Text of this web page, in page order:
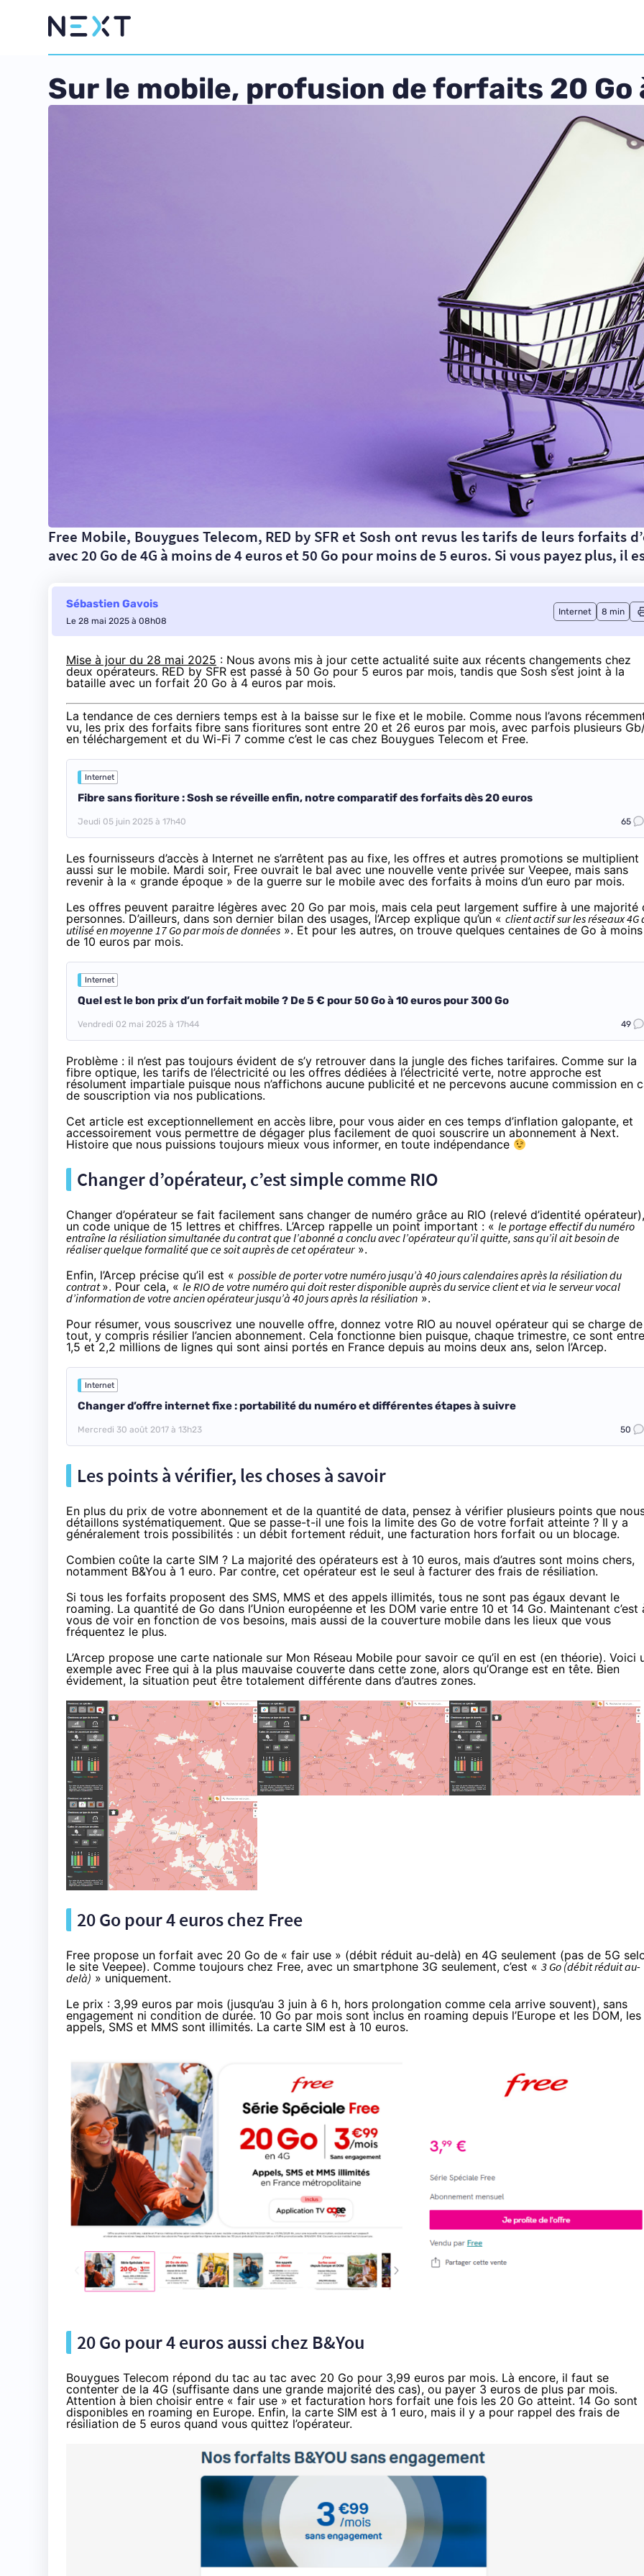
Sur le mobile, profusion de forfaits 20 Go
Free Mobile, Bouygues Telecom, RED by SFR et Sosh ont revus les tarifs de leurs forfaits
avec 20 Go de 4G à moins de 4 euros et 50 Go pour moins de 5 euros. Si vous payez plus,
Sébastien Gavois
Le 28 mai 2025 à 08h08
Internet 8 min
Mise à jour du 28 mai 2025 : Nous avons mis à jour cette actualité suite aux récents changements chez
deux opérateurs. RED by SFR est passé à 50 Go pour 5 euros par mois, tandis que Sosh s’est joint à la
bataille avec un forfait 20 Go à 4 euros par mois.
La tendance de ces derniers temps est à la baisse sur le fixe et le mobile. Comme nous l’avons
vu, les prix des forfaits fibre sans fioritures sont entre 20 et 26 euros par mois, avec parfois plusieurs
en téléchargement et du Wi-Fi 7 comme c’est le cas chez Bouygues Telecom et Free.
Internet
Fibre sans fioriture : Sosh se réveille enfin, notre comparatif des forfaits dès 20 euros
Jeudi 05 juin 2025 à 17h40 65
Les fournisseurs d’accès à Internet ne s’arrêtent pas au fixe, les offres et autres promotions se multiplient
aussi sur le mobile. Mardi soir, Free ouvrait le bal avec une nouvelle vente privée sur Veepee, mais sans
revenir à la « grande époque » de la guerre sur le mobile avec des forfaits à moins d’un euro par mois.
Les offres peuvent paraitre légères avec 20 Go par mois, mais cela peut largement suffire à une majorité
personnes. D’ailleurs, dans son dernier bilan des usages, l’Arcep explique qu’un « client actif sur les réseaux 4G
utilisé en moyenne 17 Go par mois de données ». Et pour les autres, on trouve quelques centaines de Go à moins
de 10 euros par mois.
Internet
Quel est le bon prix d’un forfait mobile ? De 5 € pour 50 Go à 10 euros pour 300 Go
Vendredi 02 mai 2025 à 17h44 49
Problème : il n’est pas toujours évident de s’y retrouver dans la jungle des fiches tarifaires. Comme sur la
fibre optique, les tarifs de l’électricité ou les offres dédiées à l’électricité verte, notre approche est
résolument impartiale puisque nous n’affichons aucune publicité et ne percevons aucune commission en
de souscription via nos publications.
Cet article est exceptionnellement en accès libre, pour vous aider en ces temps d’inflation galopante, et
accessoirement vous permettre de dégager plus facilement de quoi souscrire un abonnement à Next.
Histoire que nous puissions toujours mieux vous informer, en toute indépendance
Changer d’opérateur, c’est simple comme RIO
Changer d’opérateur se fait facilement sans changer de numéro grâce au RIO (relevé d’identité opérateur),
un code unique de 15 lettres et chiffres. L’Arcep rappelle un point important : « le portage effectif du numéro
entraîne la résiliation simultanée du contrat que l’abonné a conclu avec l’opérateur qu’il quitte, sans qu’il ait besoin de
réaliser quelque formalité que ce soit auprès de cet opérateur».
Enfin, l’Arcep précise qu’il est « possible de porter votre numéro jusqu’à 40 jours calendaires après la résiliation du
contrat». Pour cela, « le RIO de votre numéro qui doit rester disponible auprès du service client et via le serveur vocal
d’information de votre ancien opérateur jusqu’à 40 jours après la résiliation ».
Pour résumer, vous souscrivez une nouvelle offre, donnez votre RIO au nouvel opérateur qui se charge de
tout, y compris résilier l’ancien abonnement. Cela fonctionne bien puisque, chaque trimestre, ce sontentre
1,5 et 2,2 millions de lignes qui sont ainsi portés en France depuis au moins deux ans, selon l’Arcep.
Internet
Changer d’offre internet fixe : portabilité du numéro et différentes étapes à suivre
Mercredi 30 août 2017 à 13h23 50
Les points à vérifier, les choses à savoir
En plus du prix de votre abonnement et de la quantité de data, pensez à vérifier plusieurs points que
détaillons systématiquement. Que se passe-t-il une fois la limite des Go de votre forfait atteinte ? Il y a
généralement trois possibilités : un débit fortement réduit, une facturation hors forfait ou un blocage.
Combien coûte la carte SIM ? La majorité des opérateurs est à 10 euros, mais d’autres sont moins chers,
notamment B&You à 1 euro. Par contre, cet opérateur est le seul à facturer des frais de résiliation.
Si tous les forfaits proposent des SMS, MMS et des appels illimités, tous ne sont pas égaux devant le
roaming. La quantité de Go dans l’Union européenne et les DOM varie entre 10 et 14 Go. Maintenant c’est
vous de voir en fonction de vos besoins, mais aussi de la couverture mobile dans les lieux que vous
fréquentez le plus.
L’Arcep propose une carte nationale sur Mon Réseau Mobile pour savoir ce qu’il en est (en théorie). Voici
exemple avec Free qui à la plus mauvaise couverte dans cette zone, alors qu’Orange est en tête. Bien
évidement, la situation peut être totalement différente dans d’autres zones.
20 Go pour 4 euros chez Free
Free propose un forfait avec 20 Go de « fair use » (débit réduit au-delà) en 4G seulement (pas de 5G
le site Veepee). Comme toujours chez Free, avec un smartphone 3G seulement, c’est « 3 Go (débit réduit au-
delà) » uniquement.
Le prix : 3,99 euros par mois (jusqu’au 3 juin à 6 h, hors prolongation comme cela arrive souvent), sans
engagement ni condition de durée. 10 Go par mois sont inclus en roaming depuis l’Europe et les DOM, les
appels, SMS et MMS sont illimités. La carte SIM est à 10 euros.
20 Go pour 4 euros aussi chez B&You
Bouygues Telecom répond du tac au tac avec 20 Go pour 3,99 euros par mois. Là encore, il faut se
contenter de la 4G (suffisante dans une grande majorité des cas), ou payer 3 euros de plus par mois.
Attention à bien choisir entre « fair use » et facturation hors forfait une fois les 20 Go atteint. 14 Go sont
disponibles en roaming en Europe. Enfin, la carte SIM est à 1 euro, mais il y a pour rappel des frais de
résiliation de 5 euros quand vous quittez l’opérateur.